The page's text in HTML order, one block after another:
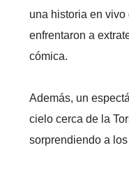
una historia en
enfrentaron a
cómica.
Además, un
cielo cerca de la
sorprendiendo a